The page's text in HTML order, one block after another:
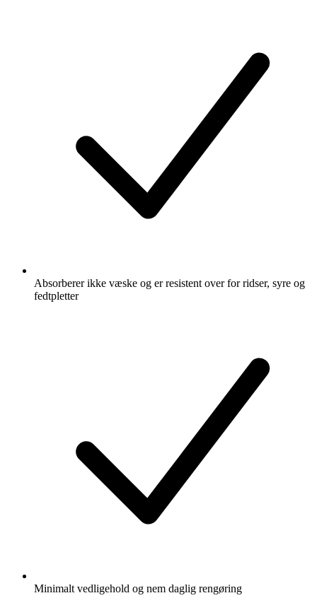
Absorberer ikke væske og er resistent over for ridser, syre og
fedtpletter
Minimalt vedligehold og nem daglig rengøring